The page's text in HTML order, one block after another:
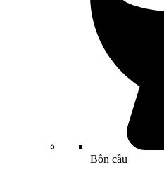
Bồn cầu